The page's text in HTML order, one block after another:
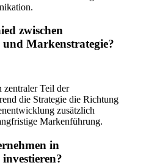
zwischen
Markenstrategie?
zentraler Teil der
die Strategie die Richtung
zusätzlich
Markenführung.
in